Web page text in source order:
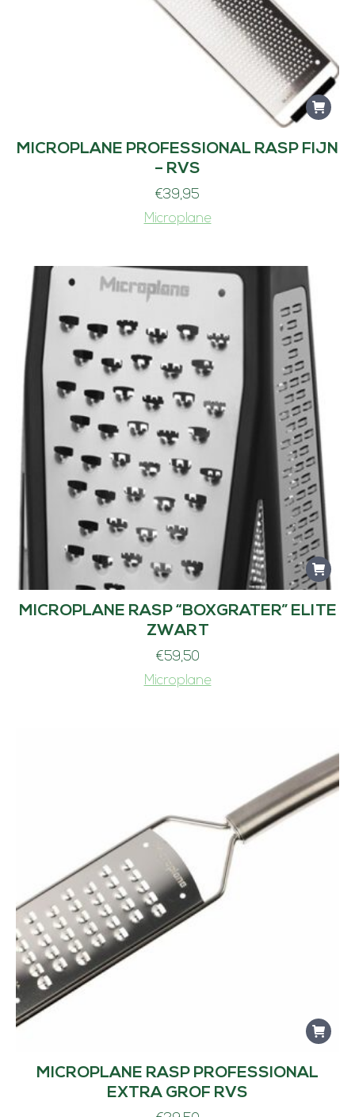
MICROPLANE PROFESSIONAL RASP FIJN
– RVS
€39,95
Microplane
MICROPLANE RASP “BOXGRATER” ELITE
ZWART
€59,50
Microplane
MICROPLANE RASP PROFESSIONAL
EXTRA GROF RVS